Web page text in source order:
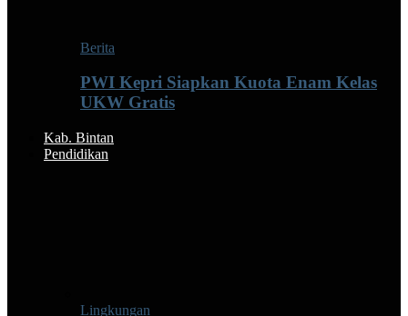
Berita
PWI Kepri Siapkan Kuota Enam Kelas
UKW Gratis
Kab. Bintan
Pendidikan
Lingkungan